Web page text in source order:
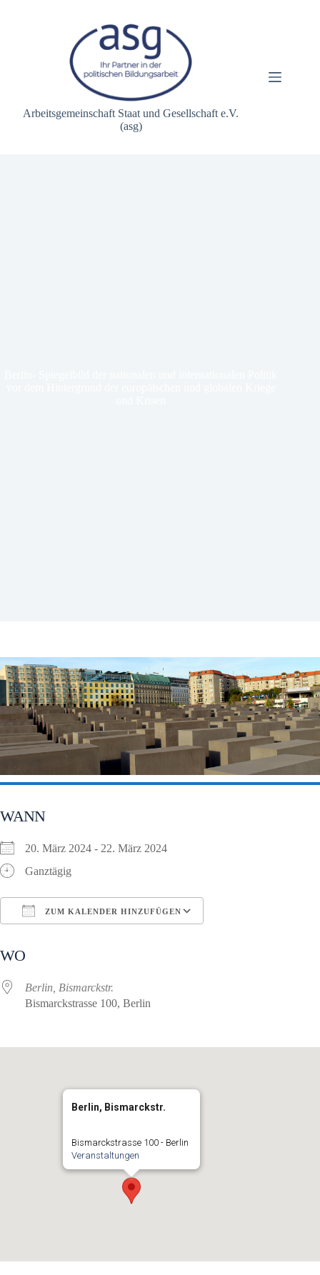
Arbeitsgemeinschaft Staat und Gesellschaft e.V.
(asg)
WANN
20. März 2024 - 22. März 2024
Ganztägig
ZUM KALENDER HINZUFÜGEN
WO
Berlin, Bismarckstr.
Bismarckstrasse 100, Berlin
Berlin, Bismarckstr.
Bismarckstrasse 100 - Berlin
Veranstaltungen